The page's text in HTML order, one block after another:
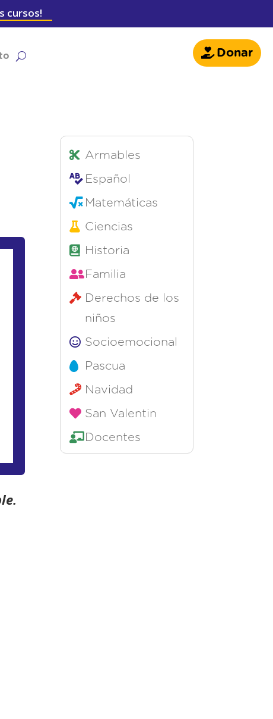
cursos!
Donar
Armables
Español
Matemáticas
Ciencias
Historia
Familia
Derechos de los
niños
Socioemocional
Pascua
Navidad
San Valentin
Docentes